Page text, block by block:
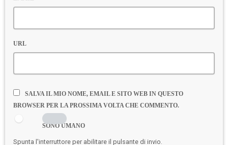
URL
SALVA IL MIO NOME, EMAIL E SITO WEB IN QUESTO
BROWSER PER LA PROSSIMA VOLTA CHE COMMENTO.
SONO UMANO
Spunta l'interruttore per abilitare il pulsante di invio.